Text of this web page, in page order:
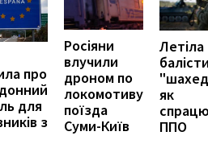
про
для
з
Росіяни
влучили
дроном по
локомотиву
поїзда
Суми-Київ
Летіла
як
ППО